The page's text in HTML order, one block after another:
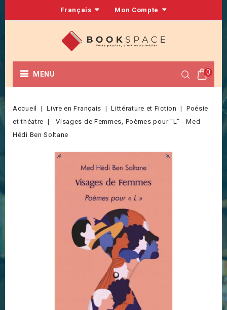
Français Mon Compte
0
MENU
Accueil Livre en Français Littérature et Fiction
Poésie
et théatre
Visages de Femmes, Poèmes pour "L" - Med
Hédi Ben Soltane